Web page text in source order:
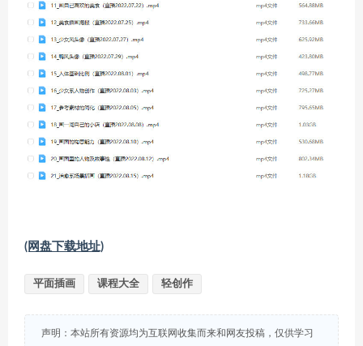
(网盘下载地址)
平面插画 课程大全 轻创作
声明：本站所有资源均为互联网收集而来和网友投稿，仅供学习